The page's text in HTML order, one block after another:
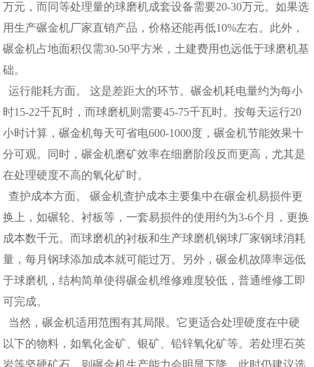
万元，而同等处理量的球磨机成套设备需要20-30万元。如果选
用生产碾金机厂家直销产品，价格还能再低10%左右。此外，
碾金机占地面积仅需30-50平方米，土建费用也远低于球磨机基
础。
运行能耗方面。 这是差距大的环节。碾金机耗电量约为每小
时15-22千瓦时，而球磨机则需要45-75千瓦时。按每天运行20
小时计算，碾金机每天可省电600-1000度，碾金机节能效果十
分可观。同时，碾金机磨矿效率在细磨阶段反而更高，尤其是
在处理硬度不高的氧化矿时。
查护成本方面。 碾金机查护成本主要集中在碾金机易损件更
换上，如碾轮、衬板等，一套易损件的使用约为3-6个月，更换
成本数千元。而球磨机的衬板和生产球磨机钢球厂家钢球消耗
量，每月钢球添加成本就可能过万。另外，碾金机故障率远低
于球磨机，结构简单使得碾金机维修难度较低，普通维修工即
可完成。
当然，碾金机适用范围有其局限。它更适合处理硬度在中硬
以下的物料，如氧化金矿、银矿、铅锌氧化矿等。若处理石英
岩等坚硬矿石，则碾金机生产能力会明显下降，此时仍建议选